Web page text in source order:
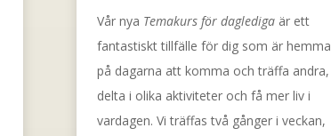
Vår nya Temakurs för dagledigaär ett
fantastiskt tillfälle för dig som är hemma
på dagarna att komma och träffa andra,
delta i olika aktiviteter och få mer liv i
vardagen. Vi träffas två gånger i veckan,